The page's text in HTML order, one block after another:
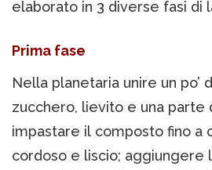
elaborato in 3 diverse fasi di
Prima fase
Nella planetaria unire un po’
zucchero, lievito e una parte
impastare il composto fino a
cordoso e liscio; aggiungere